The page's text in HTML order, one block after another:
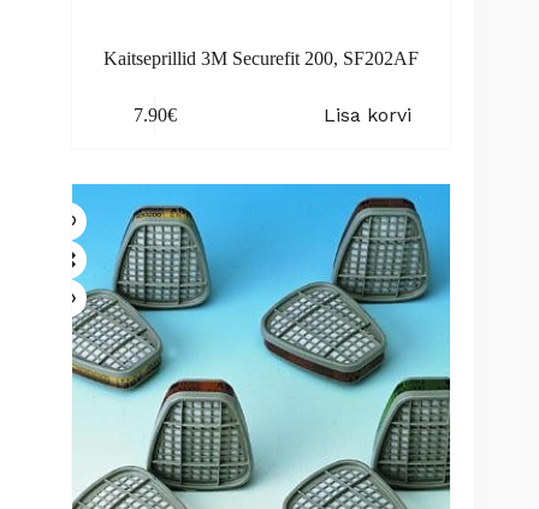
Kaitseprillid 3M Securefit 200, SF202AF
7.90€ Lisa korvi